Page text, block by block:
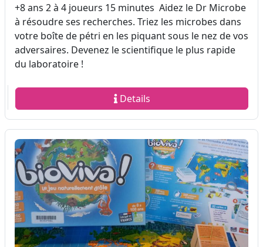
+8 ans 2 à 4 joueurs 15 minutes Aidez le Dr Microbe
à résoudre ses recherches. Triez les microbes dans
votre boîte de pétri en les piquant sous le nez de vos
adversaires. Devenez le scientifique le plus rapide
du laboratoire !
Details